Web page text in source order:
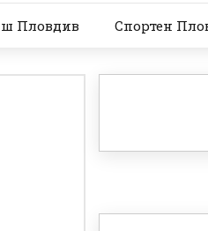
Пловдив Спортен